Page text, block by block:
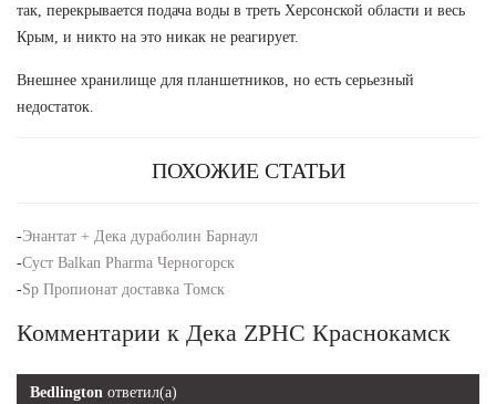
так, перекрывается подача воды в треть Херсонской области и весь
Крым, и никто на это никак не реагирует.
Внешнее хранилище для планшетников, но есть серьезный
недостаток.
ПОХОЖИЕ СТАТЬИ
-Энантат + Дека дураболин Барнаул
-Суст Balkan Pharma Черногорск
-Sp Пропионат доставка Томск
Комментарии к Дека ZPHC Краснокамск
Bedlington ответил(а)